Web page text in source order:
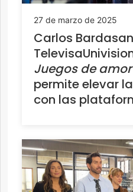
27 de marzo de 2025
Carlos
Juegos de
permite elevar
con las